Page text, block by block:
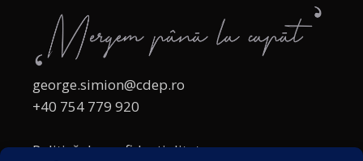
george.simion@cdep.ro
+40 754 779 920
Politică de confidențialitate